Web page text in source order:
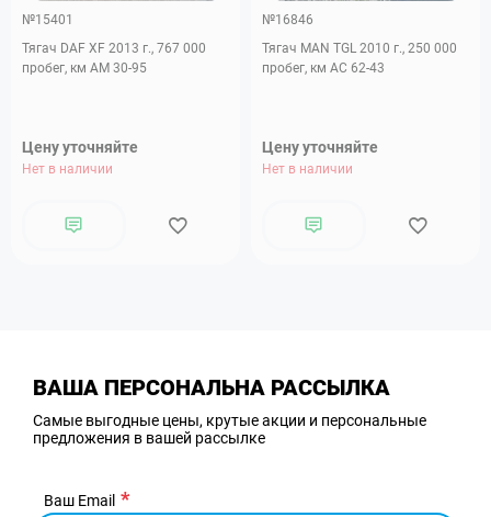
№15401
Тягач DAF XF 2013 г., 767 000
пробег, км АМ 30-95
Цену уточняйте
Нет в наличии
№16846
Тягач MAN TGL 2010 г., 250 000
пробег, км АC 62-43
Цену уточняйте
Нет в наличии
ВАША ПЕРСОНАЛЬНА РАССЫЛКА
Самые выгодные цены, крутые акции и персональные
предложения в вашей рассылке
Ваш Email